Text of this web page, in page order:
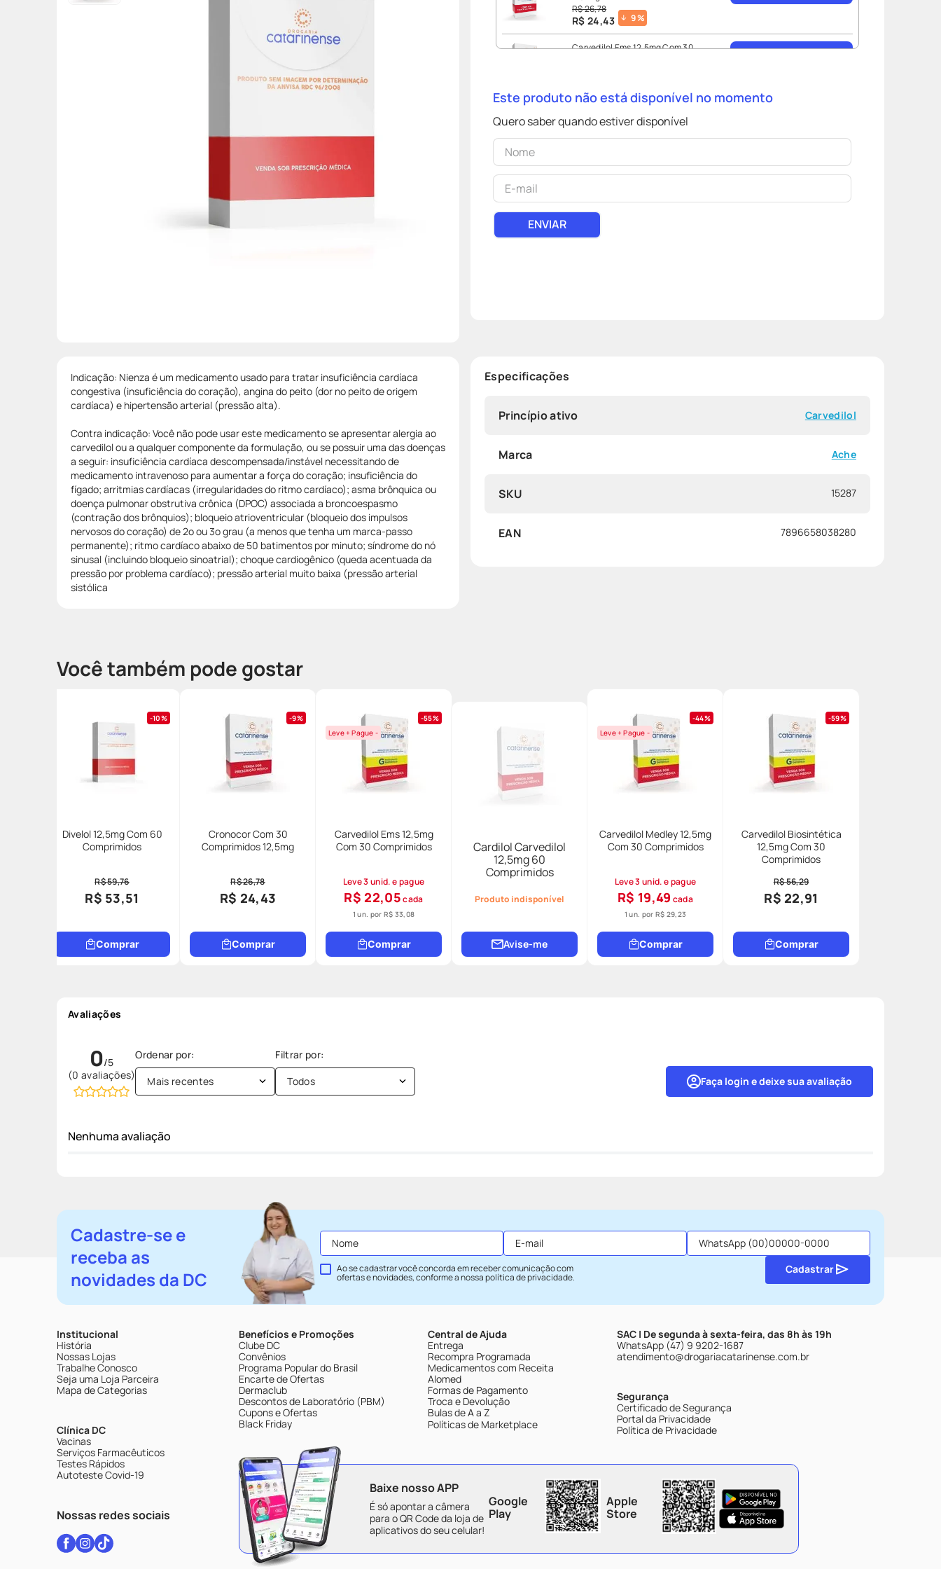
R$26,78
R$ 24,43 9%
Carvedilol Ems 12,5mg Com 30
Comprimidos
R$93,25
Carvedilol Medley 12,5mg Com 30
R$52,30
R$29,
Carvedilol Biosintética 12,5mg Com
Este produto não está disponível no momento
Quero saber quando estiver disponível
ENVIAR
Indicação: Nienza é um medicamento usado para tratar insuficiência cardíaca
congestiva (insuficiência do coração), angina do peito (dor no peito de origem
cardíaca) e hipertensão arterial (pressão alta).
Contra indicação: Você não pode usar este medicamento se apresentar alergia ao
carvedilol ou a qualquer componente da formulação, ou se possuir uma das doenças
a seguir: insuficiência cardíaca descompensada/instável necessitando de
medicamento intravenoso para aumentar a força do coração; insuficiência do
fígado; arritmias cardíacas (irregularidades do ritmo cardíaco); asma brônquica ou
doença pulmonar obstrutiva crônica (DPOC) associada a broncoespasmo
(contração dos brônquios); bloqueio atrioventricular (bloqueio dos impulsos
nervosos do coração) de 2o ou 3o grau (a menos que tenha um marca-passo
permanente); ritmo cardíaco abaixo de 50 batimentos por minuto; síndrome do nó
sinusal (incluindo bloqueio sinoatrial); choque cardiogênico (queda acentuada da
pressão por problema cardíaco); pressão arterial muito baixa (pressão arterial
sistólica
Especificações
Princípio ativo Carvedilol
Marca Ache
SKU 15287
EAN 7896658038280
Você também pode gostar
10%
Divelol 12,5mg Com 60
Comprimidos
R$ 59,76
R$ 53,51
Comprar
9%
Cronocor Com 30
Comprimidos 12,5mg
R$ 26,78
R$ 24,43
Comprar
Leve + Pague -
55%
Carvedilol Ems 12,5mg
Com 30 Comprimidos
Leve 3 unid. e pague
R$ 22,05cada
1 un. por R$ 33,08
Comprar
Cardilol Carvedilol
12,5mg 60
Comprimidos
Produto indisponível
Avise-me
Leve + Pague -
44%
Carvedilol Medley 12,5mg
Com 30 Comprimidos
Leve 3 unid. e pague
R$ 19,49 cada
1 un. por R$ 29,23
Comprar
59%
Carvedilol Biosintética
12,5mg Com 30
Comprimidos
R$ 56,29
R$ 22,91
Comprar
Avaliações
0
(0 avaliações) Faça login e deixe sua avaliação
Mais recentes Todos
Nenhuma avaliação
Cadastre-se e
receba as
novidades da DC
Ao se cadastrar você concorda em receber comunicação com
ofertas e novidades, conforme a nossapolítica de privacidade.
Cadastrar
Institucional
História
Nossas Lojas
Trabalhe Conosco
Seja uma Loja Parceira
Mapa de Categorias
Clínica DC
Vacinas
Serviços Farmacêuticos
Testes Rápidos
Autoteste Covid-19
Nossas redes sociais
Benefícios e Promoções
Clube DC
Convênios
Programa Popular do Brasil
Encarte de Ofertas
Dermaclub
Descontos de Laboratório (PBM)
Cupons e Ofertas
Black Friday
Central de Ajuda
Entrega
Recompra Programada
Medicamentos com Receita
Alomed
Formas de Pagamento
Troca e Devolução
Bulas de A a Z
Políticas de Marketplace
SAC | De segunda à sexta-feira, das 8h às 19h
WhatsApp (47) 9 9202-1687
atendimento@drogariacatarinense.com.br
Segurança
Certificado de Segurança
Portal da Privacidade
Política de Privacidade
Baixe nosso APP
É só apontar a câmera
para o QR Code da loja de
aplicativos do seu celular!
Google
Play
Apple
Store